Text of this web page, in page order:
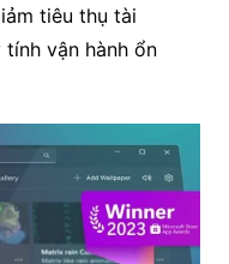
tiêu thụ tài
tính vận hành ổn